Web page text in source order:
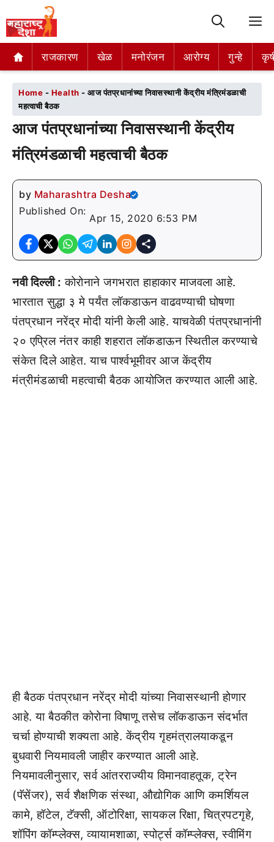
राजकारण खेळ मनोरंजन आरोग्य गुन्हे
राजकारण खेळ मनोरंजन आरोग्य गुन्हे
Home - Health - आज पंतप्रधानांच्या निवासस्थानी केंद्रीय मंत्रिमंडळाची
महत्वाची बैठक
आज पंतप्रधानांच्या निवासस्थानी केंद्रीय
मंत्रिमंडळाची महत्वाची बैठक
by Maharashtra Desha
Published On:
Apr 15, 2020 6:53 PM
नवी दिल्ली : कोरोनाने जगभरात हाहाकार माजवला आहे.
भारतात सुद्धा ३ मे पर्यंत लॉकडाऊन वाढवण्याची घोषणा
पंतप्रधान नरेंद्र मोदी यांनी केली आहे. याचवेळी पंतप्रधानांनी
२० एप्रिल नंतर काही शहरात लॉकडाऊन स्थितील करण्याचे
संकेत दिले आहेत. याच पार्श्वभूमीवर आज केंद्रीय
मंत्रीमंडळाची महत्वाची बैठक आयोजित करण्यात आली आहे.
ही बैठक पंतप्रधान नरेंद्र मोदी यांच्या निवासस्थानी होणार
आहे. या बैठकीत कोरोना विषाणू तसेच लॉकडाऊन संदर्भात
चर्चा होण्याची शक्यता आहे. केंद्रीय गृहमंत्रालयाकडून
बुधवारी नियमावली जाहीर करण्यात आली आहे.
नियमावलीनुसार, सर्व आंतरराज्यीय विमानवाहतूक, ट्रेन
(पॅसेंजर), सर्व शैक्षणिक संस्था, औद्योगिक आणि कमर्शियल
कामे, हॉटेल, टॅक्सी, ऑटोरिक्षा, सायकल रिक्षा, चित्रपटगृहे,
शॉपिंग कॉम्प्लेक्स, व्यायामशाळा, स्पोर्ट्स कॉम्प्लेक्स, स्वीमिंग